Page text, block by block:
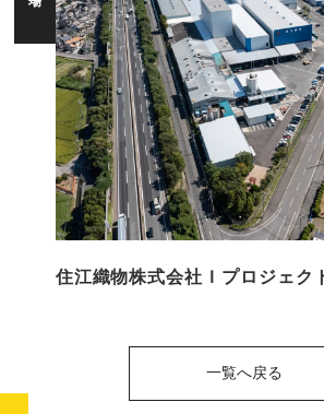
住江織物株式会社Ｉプロジェク
一覧へ戻る